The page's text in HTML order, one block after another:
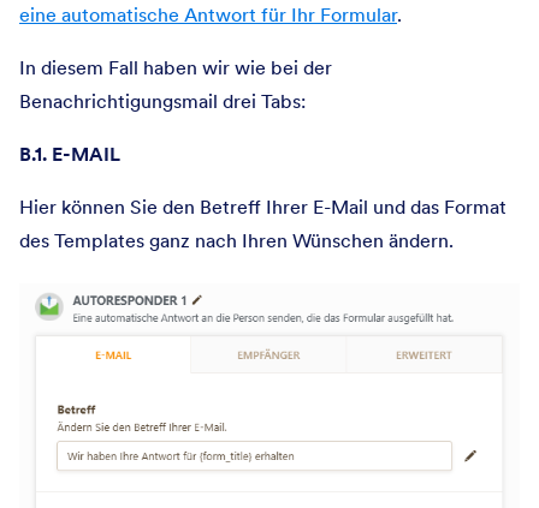
eine automatische Antwort für Ihr Formular.
In diesem Fall haben wir wie bei der
Benachrichtigungsmail drei Tabs:
B.1. E-MAIL
Hier können Sie den Betreff Ihrer E-Mail und das Format
des Templates ganz nach Ihren Wünschen ändern.